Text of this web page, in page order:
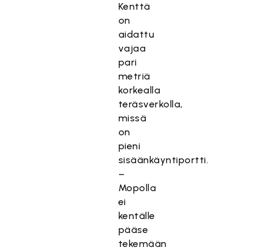
Kenttä
on
aidattu
vajaa
pari
metriä
korkealla
teräsverkolla,
missä
on
pieni
sisäänkäyntiportti.
–
Mopolla
ei
kentälle
pääse
tekemään